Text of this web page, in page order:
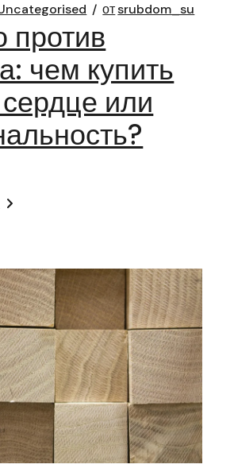
отsrubdom_su
против
чем купить
или